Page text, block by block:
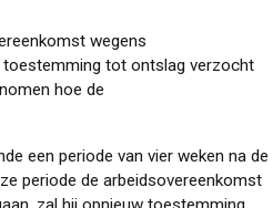
wegens
tot ontslag verzocht
hoe de
een periode van vier weken na de
periode de arbeidsovereenkomst